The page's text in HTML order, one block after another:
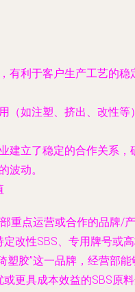
有利于客户生产工艺的稳
（如注塑、挤出、改性等
建立了稳定的合作关系，
波动。
重点运营或合作的品牌/产
改性SBS、专用牌号或
塑胶”这一品牌，经营部能
更具成本效益的SBS原